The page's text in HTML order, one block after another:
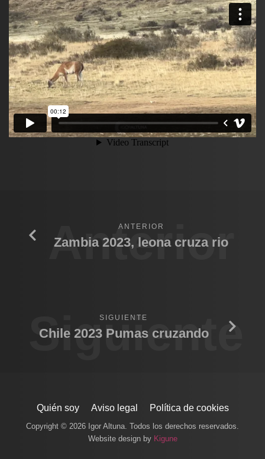
Anterior
ANTERIOR
Zambia 2023, leona cruza rio
Siguiente
SIGUIENTE
Chile 2023 Pumas cruzando
Quién soy Aviso legal Política de cookies
Copyright © 2026 Igor Altuna. Todos los derechos reservados.
Website design by Kigune